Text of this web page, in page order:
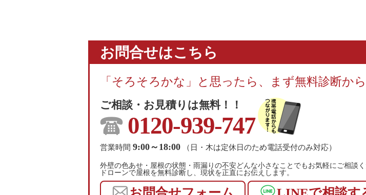
お問合せはこちら
「そろそろかな」と思ったら、まず無料診断から
ご相談・お見積りは無料！！
0120-939-747
営業時間 9:00～18:00 （日・木は定休日のため電話受付のみ対応）
外壁の色あせ・屋根の状態・雨漏りの不安どんな小さなことでもお気軽にご相談く
ドローンで屋根を無料診断し、現状を正直にお伝えします。